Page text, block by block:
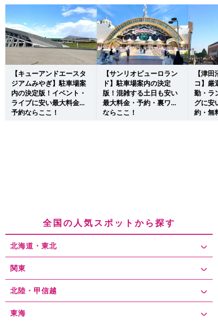
【キューアンドエースタ
ジアムみやぎ】駐車場案
内の決定版！イベント・
ライブに安い最大料金・
予約ならここ！
【サンリオピューロラン
ド】駐車場案内の決定
版！混雑する土日も安い
最大料金・予約・裏ワザ
ならここ！
【津
コ】厳
勤・ラ
グに安
約・無
全国の人気スポットから探す
北海道・東北
関東
北陸・甲信越
東海